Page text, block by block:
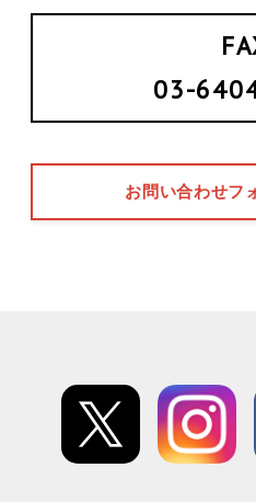
03-
お問い合わせフ